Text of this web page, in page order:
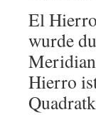
El
wurde
Hierro